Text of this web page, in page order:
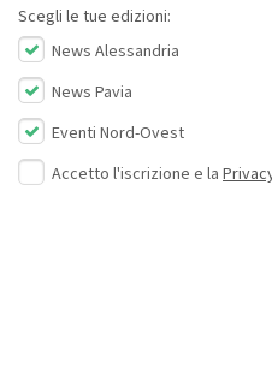
Scegli le tue edizioni:
News Alessandria
News Pavia
Eventi Nord-Ovest
Accetto l'iscrizione e la